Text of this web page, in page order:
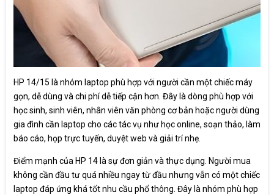
HP 14/15 là nhóm laptop phù hợp với người cần một chiếc máy
gọn, dễ dùng và chi phí dễ tiếp cận hơn. Đây là dòng phù hợp với
học sinh, sinh viên, nhân viên văn phòng cơ bản hoặc người dùng
gia đình cần laptop cho các tác vụ như học online, soạn thảo, làm
báo cáo, họp trực tuyến, duyệt web và giải trí nhẹ.
Điểm mạnh của HP 14 là sự đơn giản và thực dụng. Người mua
không cần đầu tư quá nhiều ngay từ đầu nhưng vẫn có một chiếc
laptop đáp ứng khá tốt nhu cầu phổ thông. Đây là nhóm phù hợp